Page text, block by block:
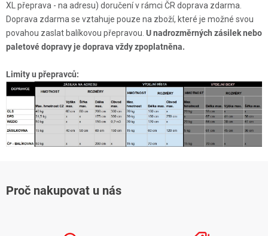
XL přeprava - na adresu) doručení v rámci ČR doprava zdarma.
Doprava zdarma se vztahuje pouze na zboží, které je možné svou
povahou zaslat balíkovou přepravou. U nadrozměrných zásilek nebo
paletové dopravy je doprava vždy zpoplatněna.
Limity u přepravců:
Proč nakupovat u nás